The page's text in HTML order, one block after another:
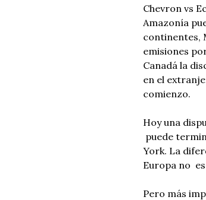
Chevron vs
Amazonía
continentes,
emisiones
Canadá la
en el
comienzo.
Hoy una
puede
York. La
Europa no
Pero más